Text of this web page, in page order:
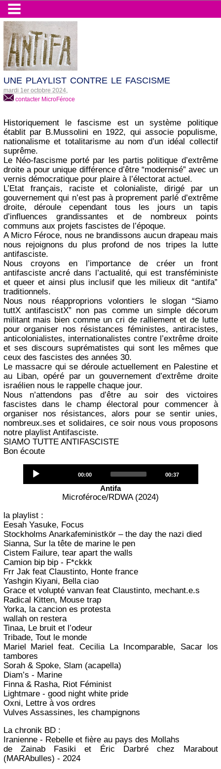
une playlist contre le fascisme
mardi 1er octobre 2024,
contacter MicroFéroce
Historiquement le fascisme est un système politique
établit par B.Mussolini en 1922, qui associe populisme,
nationalisme et totalitarisme au nom d’un idéal collectif
suprême.
Le Néo-fascisme porté par les partis politique d’extrême
droite a pour unique différence d’être “modernisé” avec un
vernis démocratique pour plaire à l’électorat actuel.
L’Etat français, raciste et colonialiste, dirigé par un
gouvernement qui n’est pas à proprement parlé d’extrême
droite, déroule cependant tous les jours un tapis
d’influences grandissantes et de nombreux points
communs aux projets fascistes de l’époque.
A Micro Féroce, nous ne brandissons aucun drapeau mais
nous rejoignons du plus profond de nos tripes la lutte
antifasciste.
Nous croyons en l’importance de créer un front
antifasciste ancré dans l’actualité, qui est transféministe
et queer et ainsi plus inclusif que les milieux dit “antifa”
traditionnels.
Nous nous réapproprions volontiers le slogan “Siamo
tuttX antifascistX” non pas comme un simple décorum
militant mais bien comme un cri de ralliement et de lutte
pour organiser nos résistances féministes, antiracistes,
anticolonialistes, internationalistes contre l’extrême droite
et ses discours suprématistes qui sont les mêmes que
ceux des fascistes des années 30.
Le massacre qui se déroule actuellement en Palestine et
au Liban, opéré par un gouvernement d’extrême droite
israélien nous le rappelle chaque jour.
Nous n’attendons pas d’être au soir des victoires
fascistes dans le champ électoral pour commencer à
organiser nos résistances, alors pour se sentir unies,
nombreux.ses et solidaires, ce soir nous vous proposons
notre playlist Antifasciste.
SIAMO TUTTE ANTIFASCISTE
Bon écoute
Player
Current
00:00
Total
00:37
Antifa
Microféroce/RDWA (2024)
la playlist :
Eesah Yasuke, Focus
Stockholms Anarkafeministkör – the day the nazi died
Sianna, Sur la tête de marine le pen
Cistem Failure, tear apart the walls
Camion bip bip - F*ckkk
Frr Jak feat Claustinto, Honte france
Yashgin Kiyani, Bella ciao
Grace et volupté vanvan feat Claustinto, mechant.e.s
Radical Kitten, Mouse trap
Yorka, la cancion es protesta
wallah on restera
Tinaa, Le bruit et l’odeur
Tribade, Tout le monde
Mariel Mariel feat. Cecilia La Incomparable, Sacar los
tambores
Sorah & Spoke, Slam (acapella)
Diam’s - Marine
Finna & Rasha, Riot Féminist
Lightmare - good night white pride
Oxni, Lettre à vos ordres
Vulves Assassines, les champignons
La chronik BD :
Iranienne - Rebelle et fière au pays des Mollahs
de Zainab Fasiki et Éric Darbré chez Marabout
(MARAbulles) - 2024